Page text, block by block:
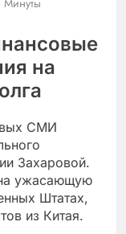
на
СМИ
Захаровой.
ужасающую
Штатах,
из Китая.